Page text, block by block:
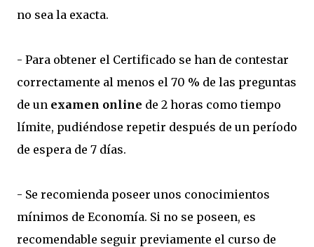
no sea la exacta.
- Para obtener el Certificado se han de contestar
correctamente al menos el 70 % de las preguntas
de un examen online de 2 horas como tiempo
límite, pudiéndose repetir después de un período
de espera de 7 días.
- Se recomienda poseer unos conocimientos
mínimos de Economía. Si no se poseen, es
recomendable seguir previamente el curso de